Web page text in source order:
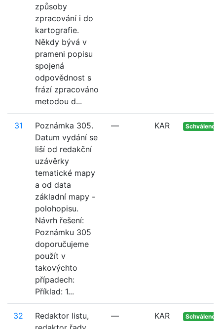
způsoby
zpracování i do
kartografie.
Někdy bývá v
prameni popisu
spojená
odpovědnost s
frází zpracováno
metodou d...
31
Poznámka 305.
Datum vydání se
liší od redakční
uzávěrky
tematické mapy
a od data
základní mapy -
polohopisu.
Návrh řešení:
Poznámku 305
doporučujeme
použít v
takovýchto
případech:
Příklad: 1...
— KAR Schváleno
32
Redaktor listu,
— KAR Schváleno